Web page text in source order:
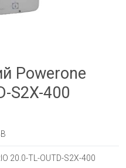
Powerone
S2X-400
20.0-TL-OUTD-S2X-400